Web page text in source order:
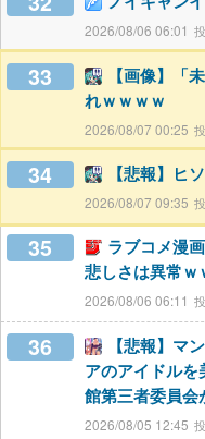
2026/08/06 06:01
33
【画像】「
れｗｗｗｗ
2026/08/07 00:25
34 【悲報】ヒ
2026/08/07 09:35
35
ラブコメ漫
悲しさは異常ｗ
2026/08/06 06:11
36
【悲報】マ
アのアイドル
館第三者委員会
2026/08/05 12:45